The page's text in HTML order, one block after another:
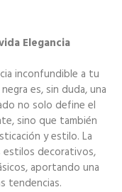
Elegancia
inconfundible a tu
es, sin duda, una
no solo define el
sino que también
y estilo. La
estilos decorativos,
aportando una
tendencias.